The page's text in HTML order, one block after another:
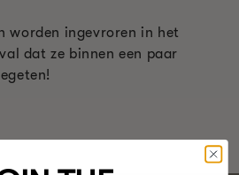
worden ingevroren in het
dat ze binnen een paar